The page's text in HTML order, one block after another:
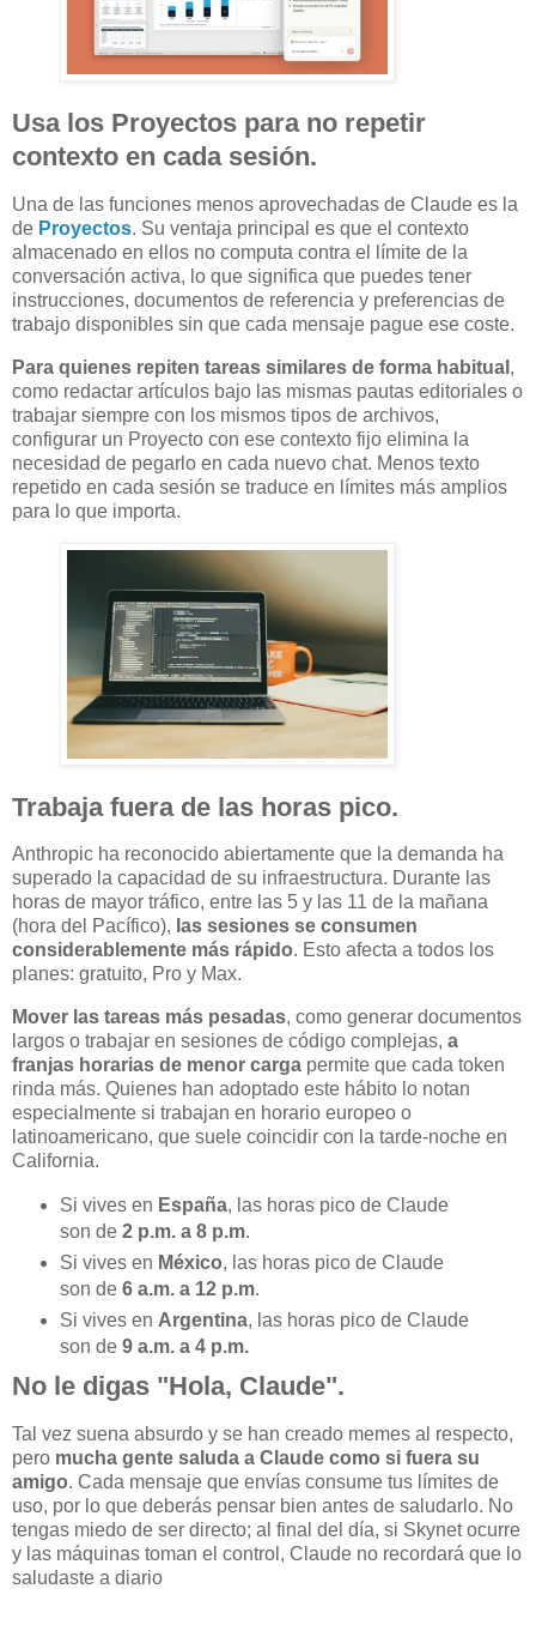
Usa los Proyectos para no repetir
contexto en cada sesión.
Una de las funciones menos aprovechadas de Claude es la
de Proyectos. Su ventaja principal es que el contexto
almacenado en ellos no computa contra el límite de la
conversación activa, lo que significa que puedes tener
instrucciones, documentos de referencia y preferencias de
trabajo disponibles sin que cada mensaje pague ese coste.
Para quienes repiten tareas similares de forma habitual ,
como redactar artículos bajo las mismas pautas editoriales o
trabajar siempre con los mismos tipos de archivos,
configurar un Proyecto con ese contexto fijo elimina la
necesidad de pegarlo en cada nuevo chat. Menos texto
repetido en cada sesión se traduce en límites más amplios
para lo que importa.
Trabaja fuera de las horas pico.
Anthropic ha reconocido abiertamente que la demanda ha
superado la capacidad de su infraestructura. Durante las
horas de mayor tráfico, entre las 5 y las 11 de la mañana
(hora del Pacífico), las sesiones se consumen
considerablemente más rápido. Esto afecta a todos los
planes: gratuito, Pro y Max.
Mover las tareas más pesadas, como generar documentos
largos o trabajar en sesiones de código complejas, a
franjas horarias de menor carga permite que cada token
rinda más. Quienes han adoptado este hábito lo notan
especialmente si trabajan en horario europeo o
latinoamericano, que suele coincidir con la tarde-noche en
California.
Si vives en España, las horas pico de Claude
son de 2 p.m. a 8 p.m.
Si vives en México, las horas pico de Claude
son de 6 a.m. a 12 p.m.
Si vives en Argentina, las horas pico de Claude
son de 9 a.m. a 4 p.m.
No le digas "Hola, Claude".
Tal vez suena absurdo y se han creado memes al respecto,
pero mucha gente saluda a Claude como si fuera su
amigo. Cada mensaje que envías consume tus límites de
uso, por lo que deberás pensar bien antes de saludarlo. No
tengas miedo de ser directo; al final del día, si Skynet ocurre
y las máquinas toman el control, Claude no recordará que lo
saludaste a diario